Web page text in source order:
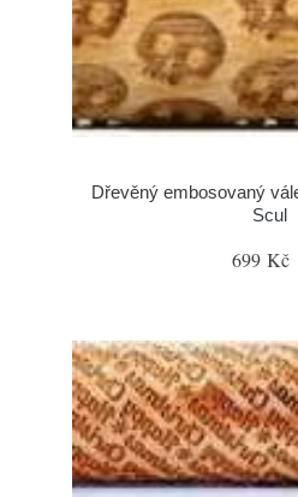
Dřevěný embosovaný
Scul
699 Kč